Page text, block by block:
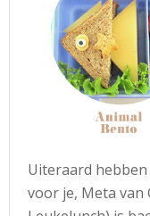
Uiteraard hebben
voor je, Meta van